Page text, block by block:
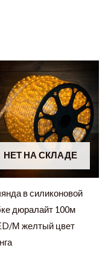
НЕТ НА СКЛАДЕ
в силиконовой
дюралайт 100м
М желтый цвет